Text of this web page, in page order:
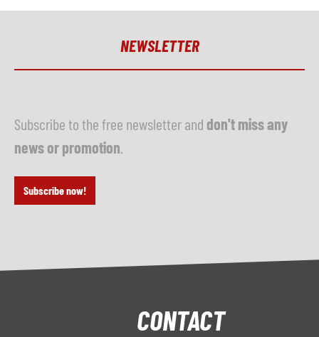
NEWSLETTER
Subscribe to the free newsletter and don't miss any
news or promotion
Subscribe now!
CONTACT